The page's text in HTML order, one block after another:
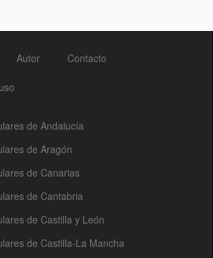
Autor Contacto
de Andalucía
de Aragón
de Canarias
de Cantabria
de Castilla y León
de Castilla-La Mancha